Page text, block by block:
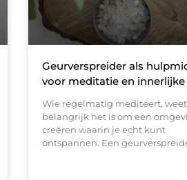
Geurverspreider als
voor meditatie en
Wie regelmatig mediteert,
belangrijk het is om een
creëren waarin je echt kunt
ontspannen. Een